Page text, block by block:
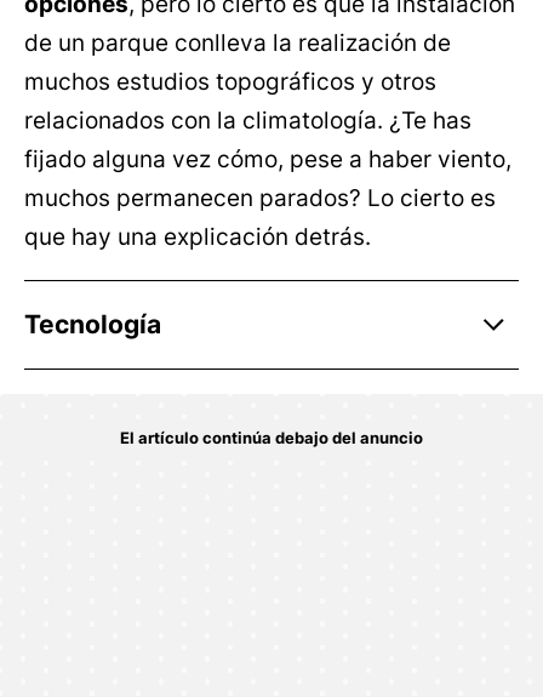
de un parque conlleva la realización de
muchos estudios topográficos y otros
relacionados con la climatología. ¿Te has
fijado alguna vez cómo, pese a haber viento,
muchos permanecen parados? Lo cierto es
que hay una explicación detrás.
Tecnología